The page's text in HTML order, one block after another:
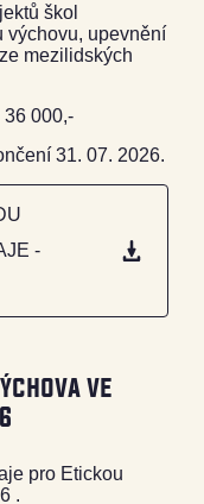
škol
výchovu, upevnění
mezilidských
000,-
31. 07. 2026.
-
ve
pro Etickou
.